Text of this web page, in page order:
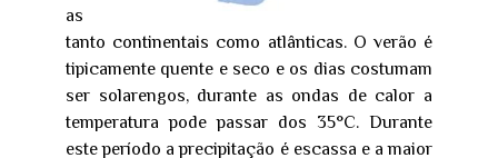
as
tanto continentais como atlânticas. O verão é
tipicamente quente e seco e os dias costumam
ser solarengos, durante as ondas de calor a
temperatura pode passar dos 35°C. Durante
este período a precipitação é escassa e a maior